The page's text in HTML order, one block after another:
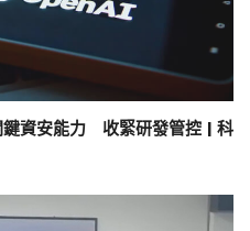
鍵資安能力 收緊研發管控 | 科